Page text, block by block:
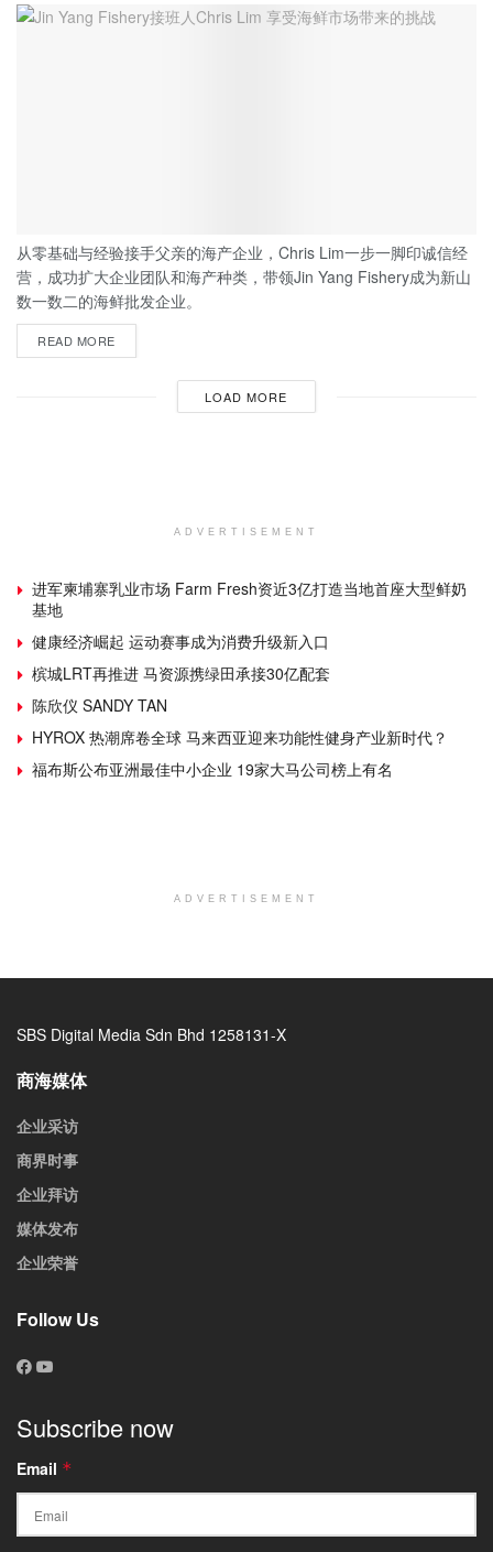
从零基础与经验接手父亲的海产企业，Chris Lim一步一脚印诚信经
营，成功扩大企业团队和海产种类，带领Jin Yang Fishery成为新山
数一数二的海鲜批发企业。
READ MORE
LOAD MORE
ADVERTISEMENT
进军柬埔寨乳业市场 Farm Fresh资近3亿打造当地首座大型鲜奶
基地
健康经济崛起 运动赛事成为消费升级新入口
槟城LRT再推进 马资源携绿田承接30亿配套
陈欣仪 SANDY TAN
HYROX 热潮席卷全球 马来西亚迎来功能性健身产业新时代？
福布斯公布亚洲最佳中小企业 19家大马公司榜上有名
ADVERTISEMENT
SBS Digital Media Sdn Bhd 1258131-X
商海媒体
企业采访
商界时事
企业拜访
媒体发布
企业荣誉
Follow Us
Subscribe now
Email *